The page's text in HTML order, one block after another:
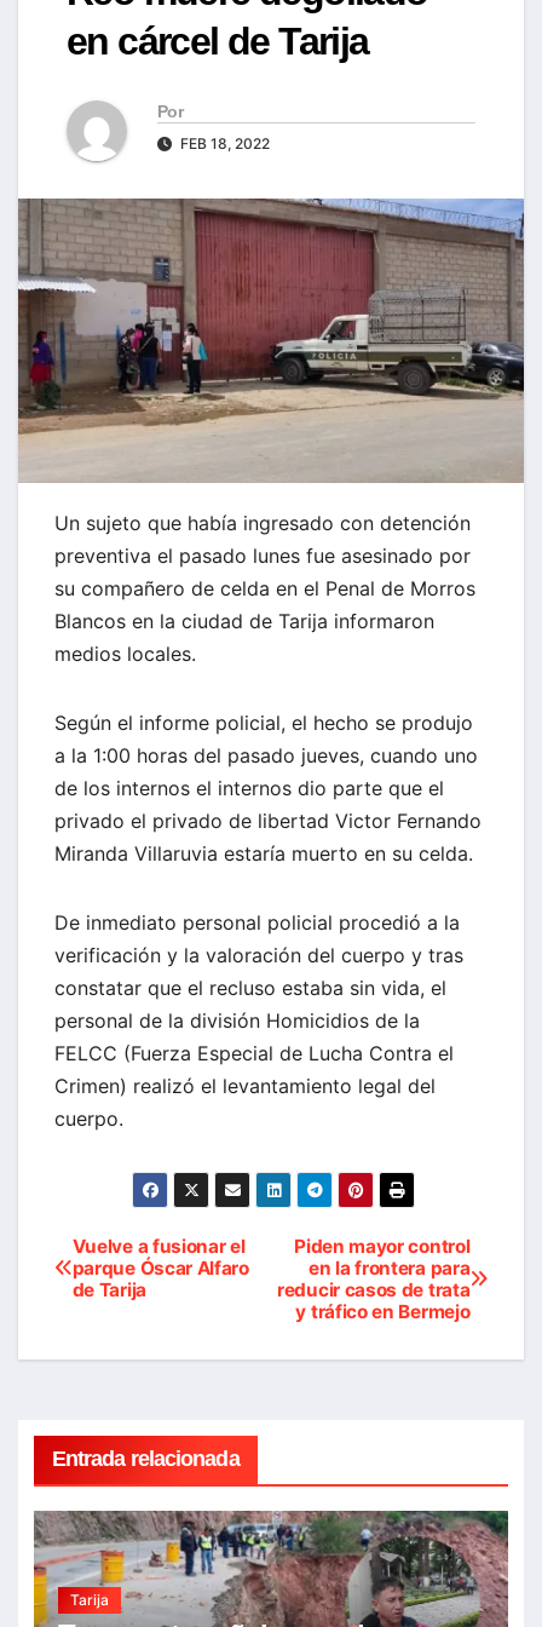
en cárcel de Tarija
Por
FEB 18, 2022
Un sujeto que había ingresado con detención
preventiva el pasado lunes fue asesinado por
su compañero de celda en el Penal de Morros
Blancos en la ciudad de Tarija informaron
medios locales.
Según el informe policial, el hecho se produjo
a la 1:00 horas del pasado jueves, cuando uno
de los internos el internos dio parte que el
privado el privado de libertad Victor Fernando
Miranda Villaruvia estaría muerto en su celda.
De inmediato personal policial procedió a la
verificación y la valoración del cuerpo y tras
constatar que el recluso estaba sin vida, el
personal de la división Homicidios de la
FELCC (Fuerza Especial de Lucha Contra el
Crimen) realizó el levantamiento legal del
cuerpo.
Navegación
de
entradas
Piden mayor control
en la frontera para
reducir casos de trata
y tráfico en Bermejo
Vuelve a fusionar el
parque Óscar Alfaro
de Tarija
Entrada relacionada
Tarija